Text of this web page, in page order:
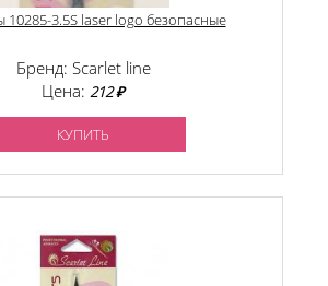
3.5S laser logo безопасные
Бренд: Scarlet line
Цена: 212 ₽
КУПИТЬ